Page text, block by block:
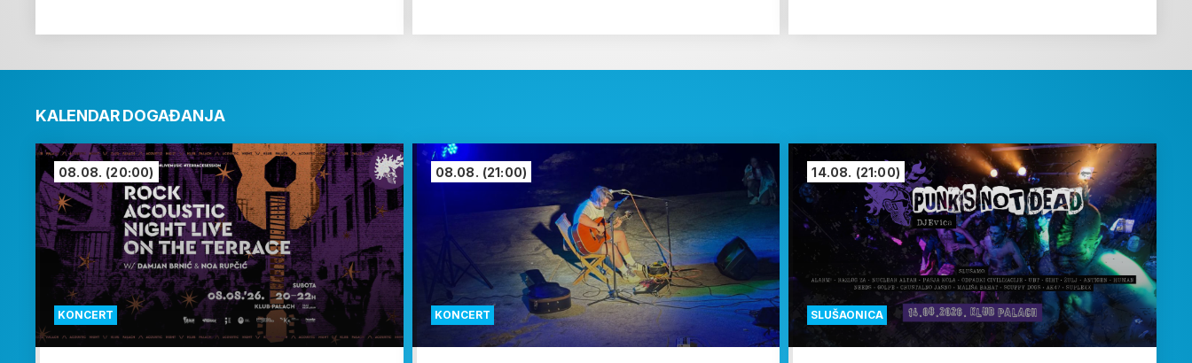
KALENDAR DOGAĐANJA
KONCERT
08.08. (20:00)
KONCERT
08.08. (21:00)
SLUŠAONICA
14.08. (21:00)